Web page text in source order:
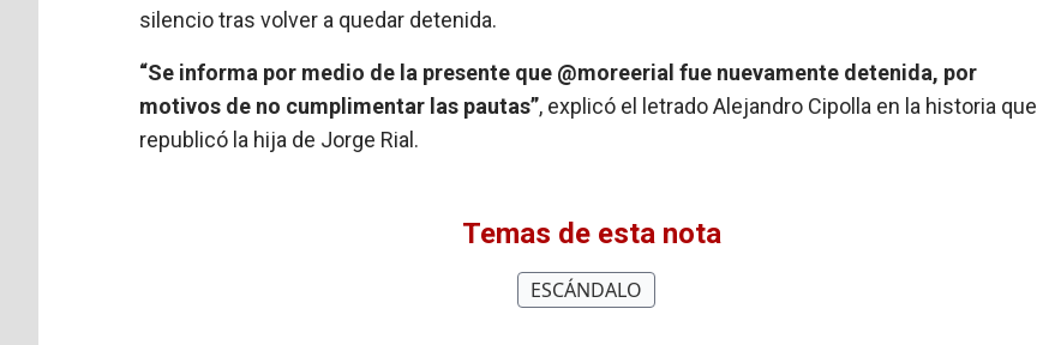
silencio tras volver a quedar detenida.
“Se informa por medio de la presente que @moreerial fue nuevamente detenida, por
motivos de no cumplimentar las pautas”, explicó el letrado Alejandro Cipolla en la historia que
republicó la hija de Jorge Rial.
Temas de esta nota
ESCÁNDALO